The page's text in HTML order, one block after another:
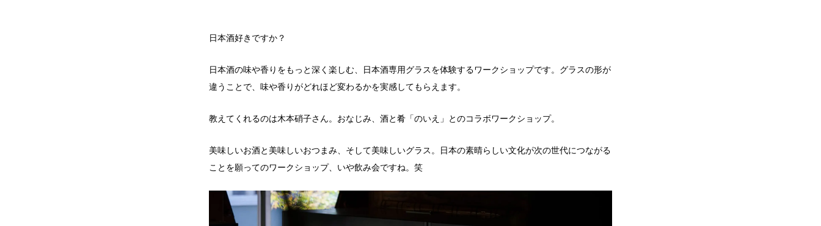
日本酒好きですか？
日本酒の味や香りをもっと深く楽しむ、日本酒専用グラスを体験するワークショップです。グラスの形が
違うことで、味や香りがどれほど変わるかを実感してもらえます。
教えてくれるのは木本硝子さん。おなじみ、酒と肴「のいえ」とのコラボワークショップ。
美味しいお酒と美味しいおつまみ、そして美味しいグラス。日本の素晴らしい文化が次の世代につながる
ことを願ってのワークショップ、いや飲み会ですね。笑